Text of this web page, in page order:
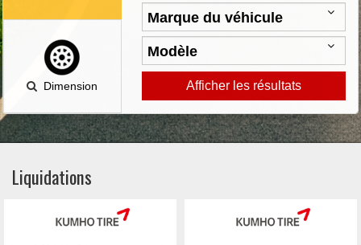
Dimension Afficher les résultats
Liquidations